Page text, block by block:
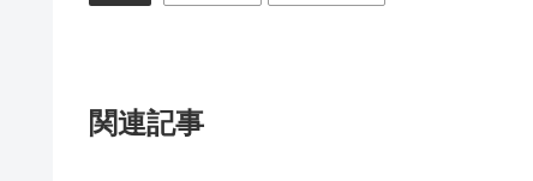
関連記事